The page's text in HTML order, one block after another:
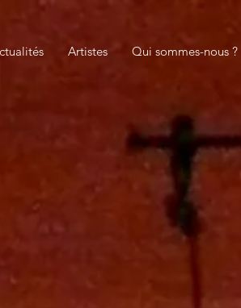
Artistes Qui sommes-nous ?